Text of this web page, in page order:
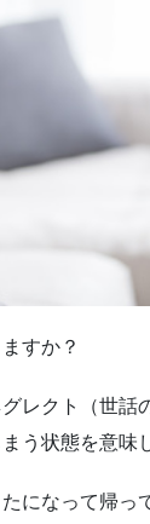
すか？
レクト（世話
う状態を意味
になって帰っ